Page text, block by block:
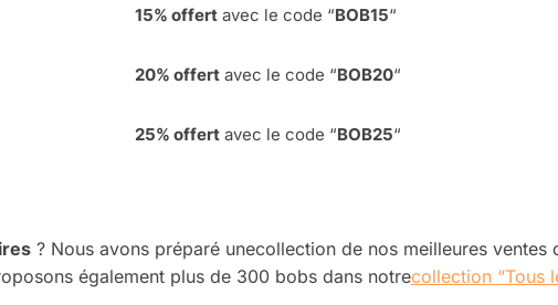
15% offert avec le code “BOB15“
20% offert avec le code “BOB20“
25% offert avec le code “BOB25“
? Nous avons préparé unecollection de nos meilleures ventes
également plus de 300 bobs dans notrecollection “Tous